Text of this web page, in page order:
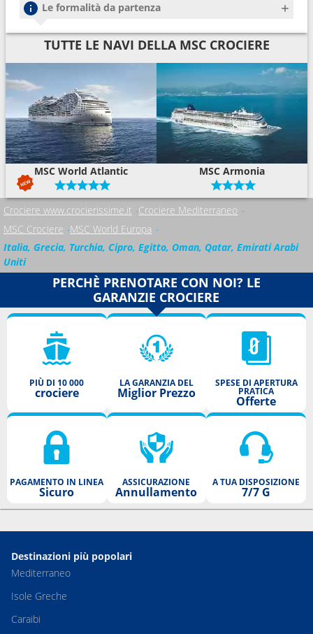
Le formalità da partenza
TUTTE LE NAVI DELLA MSC CROCIERE
MSC World Atlantic MSC Armonia
Crociere www.crocierissime.it Crociere Mediterraneo
MSC Crociere MSC World Europa
Italia, Grecia, Turchia, Cipro, Egitto, Oman, Qatar, Emirati Arabi
Uniti
PERCHÈ PRENOTARE CON NOI? LE
GARANZIE CROCIERE
PIÙ DI 10 000
crociere
LA GARANZIA DEL
Miglior Prezzo
SPESE DI APERTURA
PRATICA
Offerte
PAGAMENTO IN LINEA
Sicuro
ASSICURAZIONE
Annullamento
A TUA DISPOSIZIONE
7/7 G
Destinazioni più popolari
Mediterraneo
Isole Greche
Caraibi